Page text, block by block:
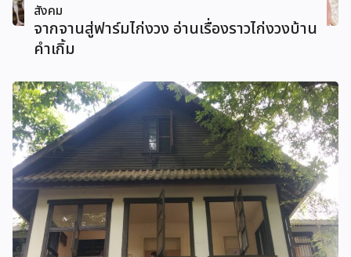
สังคม
จากจานสู่ฟาร์มไก่งวง อ่านเรื่องราวไก่งวงบ้าน
คําเกิ้ม